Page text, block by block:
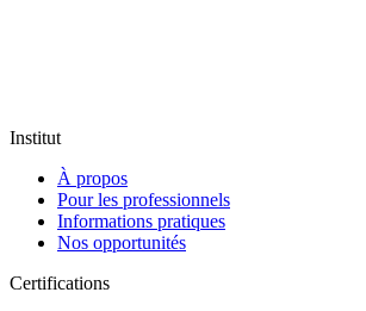
Institut
À propos
Pour les professionnels
Informations pratiques
Nos opportunités
Certifications